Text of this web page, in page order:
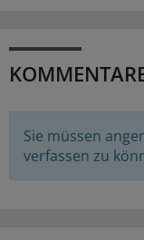
Sie müssen
verfassen zu